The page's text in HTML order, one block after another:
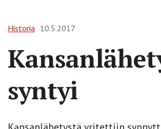
Historia 10.5.2017
syntyi